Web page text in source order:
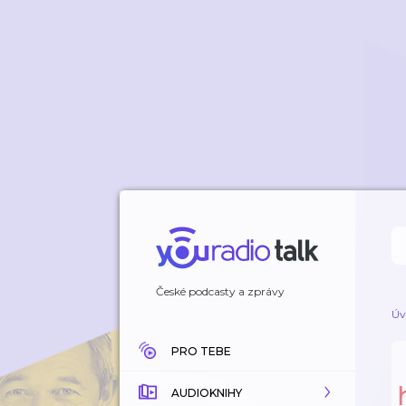
České podcasty a zprávy
PRO TEBE
AUDIOKNIHY